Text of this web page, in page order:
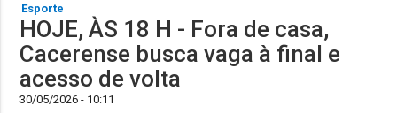
Esporte
HOJE, ÀS 18 H - Fora de casa,
Cacerense busca vaga à final e
acesso de volta
30/05/2026 - 10:11